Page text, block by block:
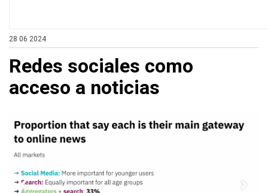
28 06 2024
Redes sociales como
acceso a noticias